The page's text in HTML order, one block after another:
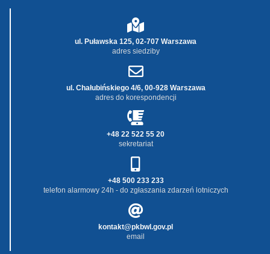
ul. Puławska 125, 02-707 Warszawa
adres siedziby
ul. Chałubińskiego 4/6, 00-928 Warszawa
adres do korespondencji
+48 22 522 55 20
sekretariat
+48 500 233 233
telefon alarmowy 24h - do zgłaszania zdarzeń lotniczych
kontakt@pkbwl.gov.pl
email